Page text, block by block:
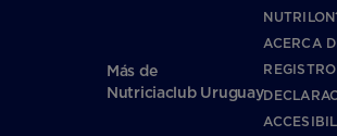
Más de
Nutriciaclub Uruguay
ACERCA
REGISTRO